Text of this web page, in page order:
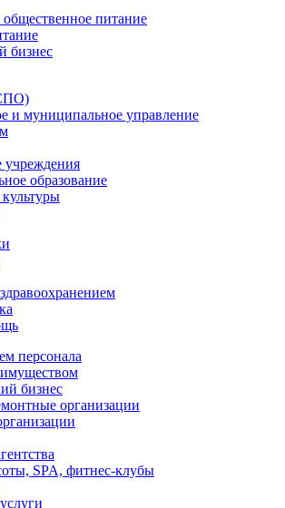
питание
бизнес
и муниципальное управление
образование
персонала
бизнес
организации
SPA, фитнес-клубы